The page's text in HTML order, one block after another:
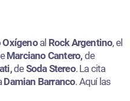
al Rock Argentino, el
Marciano Cantero,de
deSoda Stereo. La cita
Damian Barranco. Aquí las